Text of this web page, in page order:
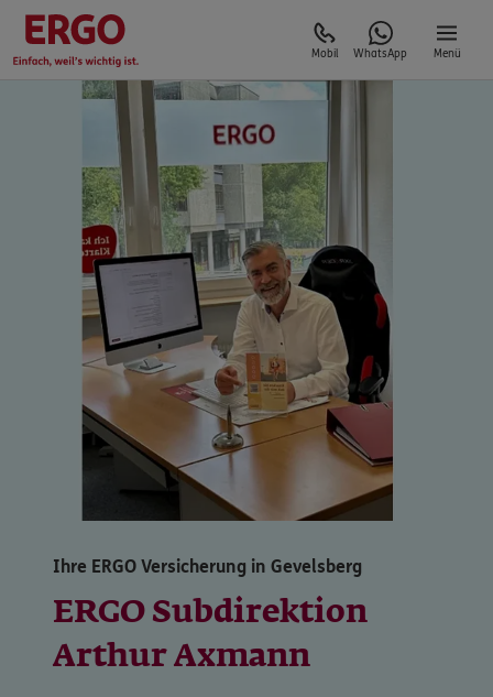
Mobil WhatsApp Menü
Ihre ERGO Versicherung in Gevelsberg
ERGO Subdirektion
Arthur Axmann